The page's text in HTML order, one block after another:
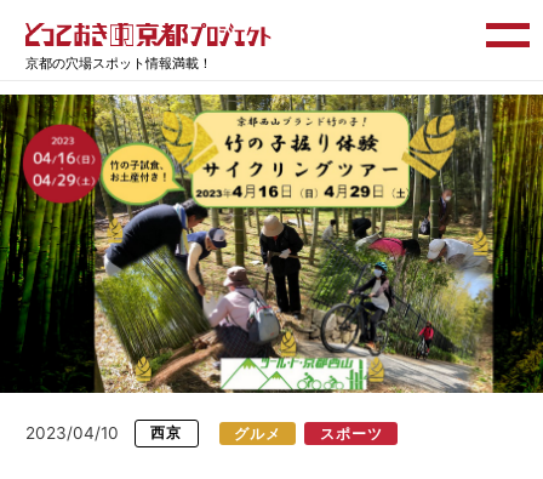
京都の穴場スポット情報満載！
2023/04/10 西京 グルメ スポーツ